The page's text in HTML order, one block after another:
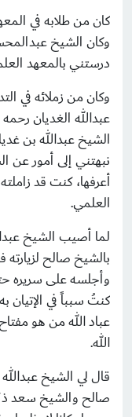
كان من طلابه في
وكان الشيخ
درستني بالمعهد
وكان من زملائه في
عبدالله الغديان
الشيخ عبدالله بن
نبهتني إلى أمور عن
أعرفها، كنت قد
العلمي.
لما أصيب الشيخ
بالشيخ صالح
وأجلسه على سريره
كنتُ سبباً في
عباد الله من هو
الله.
قال لي الشيخ
صالح والشيخ سعد